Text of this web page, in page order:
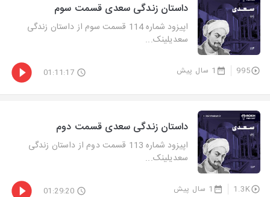
داستان زندگی سعدی قسمت سوم
اپیزود شماره 114 قسمت سوم از داستان زندگی
سعدیلینک...
995 1 سال پیش 01:11:17
داستان زندگی سعدی قسمت دوم
اپیزود شماره 113 قسمت دوم از داستان زندگی
سعدیلینک...
1.3K 1 سال پیش 01:29:20